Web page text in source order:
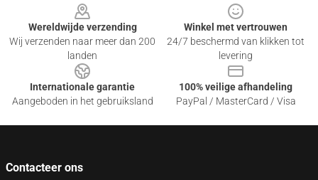
Wereldwijde verzending
Wij verzenden naar meer dan 200
landen
Winkel met vertrouwen
24/7 beschermd van klikken tot
levering
Internationale garantie
Aangeboden in het gebruiksland
100% veilige afhandeling
PayPal / MasterCard / Visa
Contacteer ons